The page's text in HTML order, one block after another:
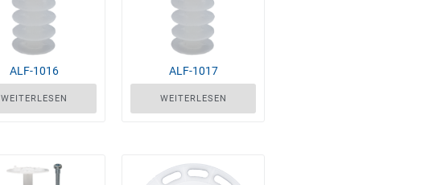
ALF-1016
WEITERLESEN
ALF-1017
WEITERLESEN